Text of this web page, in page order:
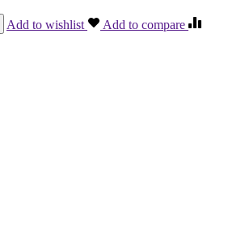
Add to wishlist Add to compare